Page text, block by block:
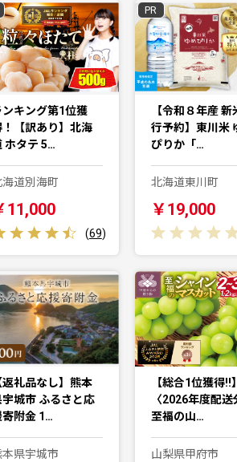
ンキング第1位獲
！【訳あり】北海
ホタテ 5…
海道別海町
11,000
(69)
PR
【令和８年産 新
行予約】東川米
ぴりか「…
北海道東川町
￥19,000
返礼品なし】熊本
宇城市 ふるさと応
寄附金 1…
本県宇城市
【総合1位獲得!!】
〈2026年度配送
至福の山…
山梨県甲府市